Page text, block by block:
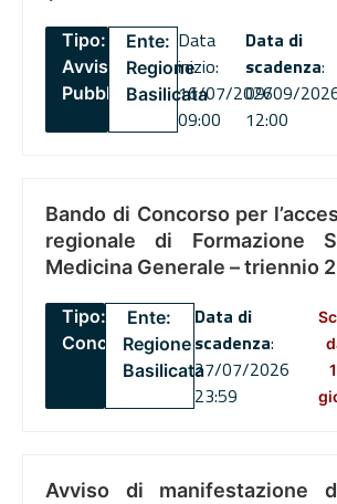
Tipo:
Avviso
Pubblico
Ente:
Regione
Basilicata
Data
inizio:
16/07/2026
09:00
Data di
scadenza:
09/09/
12:00
Bando di Concorso per
regionale di Formazione
Medicina Generale – triennio
Tipo:
Concorsi
Ente:
Regione
Basilicata
Data di
scadenza:
27/07/2026
23:59
Avviso di manifestazione